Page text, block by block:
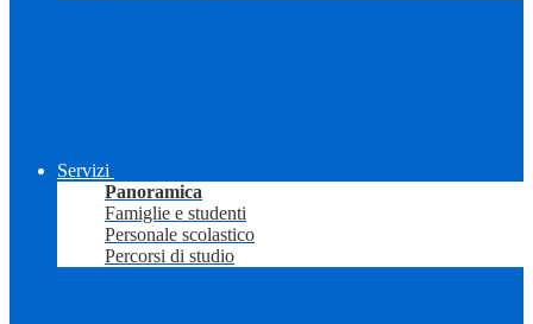
Servizi
Panoramica
Famiglie e studenti
Personale scolastico
Percorsi di studio